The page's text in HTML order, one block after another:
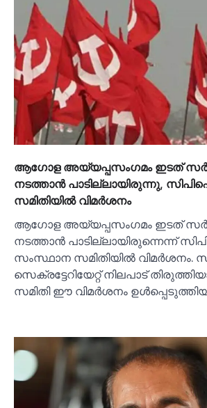
ആഗോള അയ്യപ്പസംഗമം ഇടത്
നടത്താന്‍ പാടില്ലായിരുന്നു,
സമിതിയില്‍ വിമര്‍ശനം
ആഗോള അയ്യപ്പസംഗമം ഇടത്
നടത്താന്‍ പാടില്ലായിരുന്നെന്ന്
സംസ്ഥാന സമിതിയില്‍ വിമര്‍ശനം.
സെക്രട്ടേറിയേറ്റ് നിലപാട്
സമിതി ഈ വിമര്‍ശനം